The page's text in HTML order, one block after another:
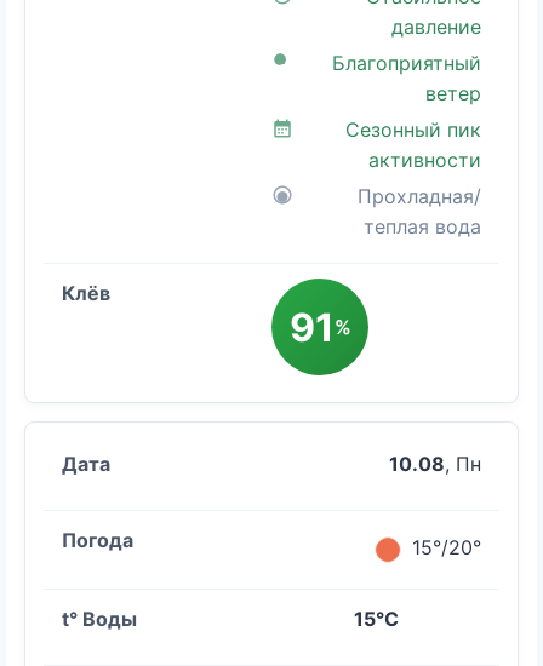
давление
Благоприятный
ветер
Сезонный пик
активности
Прохладная/
теплая вода
91 %
10.08, Пн
15°/20°
15°C